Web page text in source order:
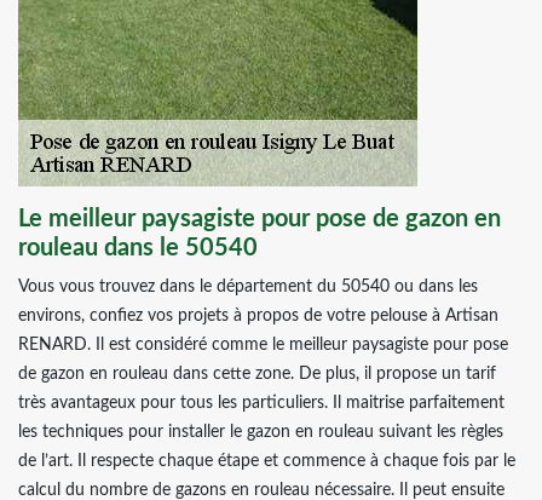
Le meilleur paysagiste pour pose de gazon en
rouleau dans le 50540
Vous vous trouvez dans le département du 50540 ou dans les
environs, confiez vos projets à propos de votre pelouse à Artisan
RENARD. Il est considéré comme le meilleur paysagiste pour pose
de gazon en rouleau dans cette zone. De plus, il propose un tarif
très avantageux pour tous les particuliers. Il maitrise parfaitement
les techniques pour installer le gazon en rouleau suivant les règles
de l’art. Il respecte chaque étape et commence à chaque fois par le
calcul du nombre de gazons en rouleau nécessaire. Il peut ensuite